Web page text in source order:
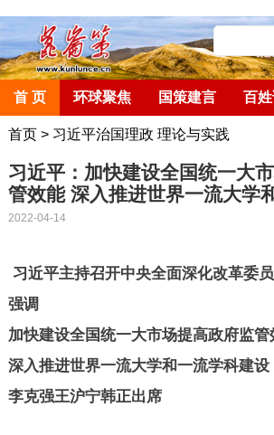
首 页 环球聚焦 国策建言 百
首页> 习近平治国理政 理论与实践
习近平：加快建设全国统一大
管效能 深入推进世界一流大学
2022-04-14
习近平主持召开中央全面深化改革委
强调
加快建设全国统一大市场提高政府监管
深入推进世界一流大学和一流学科建设
李克强王沪宁韩正出席